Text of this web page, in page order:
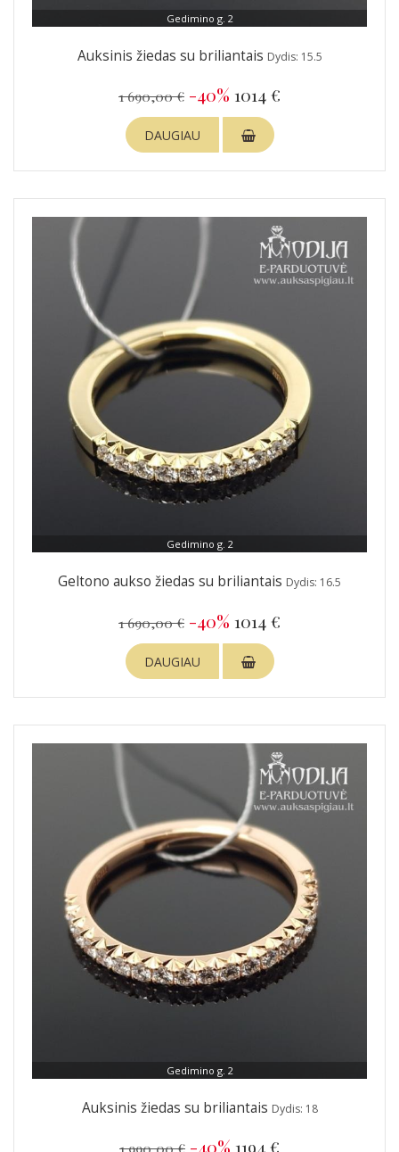
Gedimino g. 2
Auksinis žiedas su briliantais Dydis: 15.5
1 690,00 € -40% 1014 €
DAUGIAU
Gedimino g. 2
Geltono aukso žiedas su briliantais Dydis: 16.5
1 690,00 € -40% 1014 €
DAUGIAU
Gedimino g. 2
Auksinis žiedas su briliantais Dydis: 18
1 990,00 € -40% 1194 €